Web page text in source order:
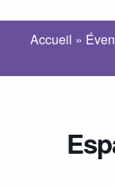
Accueil »